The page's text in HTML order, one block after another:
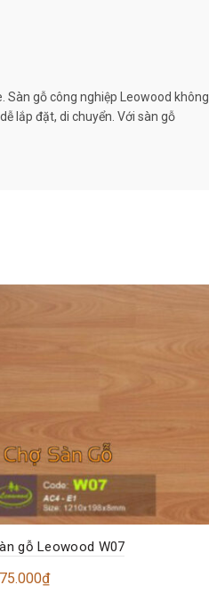
Sàn gỗ công nghiệp Leowood không
lắp đặt, di chuyển. Với sàn gỗ
gỗ Leowood W07
₫